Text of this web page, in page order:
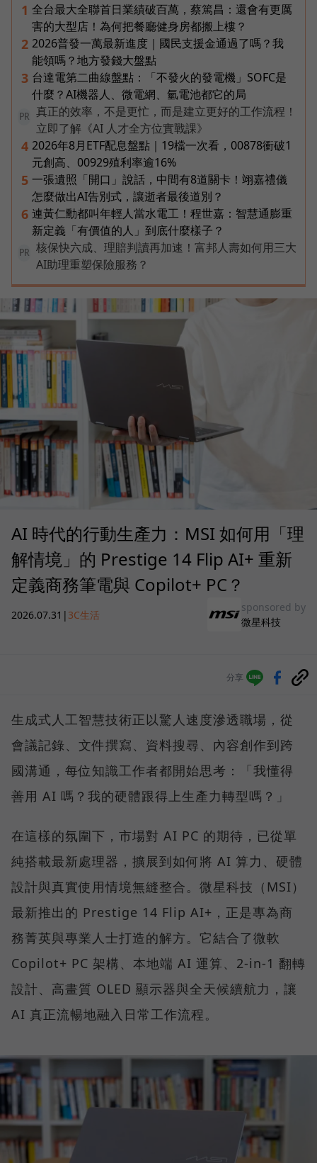
1 全台最大全聯首日業績破百萬，蔡篤昌：還會有更厲
害的大型店！為何把餐廳健身房都搬上樓？
2 2026普發一萬最新進度｜國民支援金通過了嗎？我
能領嗎？地方發錢大盤點
3 台達電第二曲線盤點：「不發火的發電機」SOFC是
什麼？AI機器人、微電網、氫電池都它的局
PR
真正的效率，不是更忙，而是建立更好的工作流程！
立即了解《AI 人才全方位實戰課》
4 2026年8月ETF配息盤點｜19檔一次看，00878衝破1
元創高、00929殖利率逾16%
5 一張遺照「開口」說話，中間有8道關卡！翊嘉禮儀
怎麼做出AI告別式，讓逝者最後道別？
6 連黃仁勳都叫年輕人當水電工！程世嘉：智慧通膨重
新定義「有價值的人」到底什麼樣子？
PR
核保快六成、理賠判讀再加速！富邦人壽如何用三大
AI助理重塑保險服務？
AI 時代的行動生產力：MSI 如何用「理
解情境」的 Prestige 14 Flip AI+ 重新
定義商務筆電與 Copilot+ PC？
2026.07.31 | 3C生活
sponsored by
微星科技
分享
生成式人工智慧技術正以驚人速度滲透職場，從
會議記錄、文件撰寫、資料搜尋、內容創作到跨
國溝通，每位知識工作者都開始思考：「我懂得
善用 AI 嗎？我的硬體跟得上生產力轉型嗎？」
在這樣的氛圍下，市場對 AI PC 的期待，已從單
純搭載最新處理器，擴展到如何將 AI 算力、硬體
設計與真實使用情境無縫整合。微星科技（MSI）
最新推出的 Prestige 14 Flip AI+，正是專為商
務菁英與專業人士打造的解方。它結合了微軟
Copilot+ PC 架構、本地端 AI 運算、2-in-1 翻轉
設計、高畫質 OLED 顯示器與全天候續航力，讓
AI 真正流暢地融入日常工作流程。